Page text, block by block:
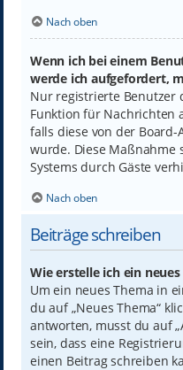
Nach oben
Wenn ich bei einem
werde ich aufgefordert,
Nur registrierte Benutzer
Funktion für Nachrichten
falls diese von der
wurde. Diese Maßnahme
Systems durch Gäste
Nach oben
Beiträge schreiben
Wie erstelle ich ein
Um ein neues Thema in
du auf „Neues Thema“
antworten, musst du auf
sein, dass eine
einen Beitrag schreiben